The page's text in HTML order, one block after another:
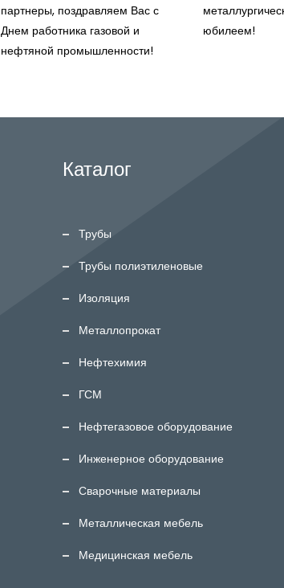
партнеры, поздравляем Вас с
Днем работника газовой и
нефтяной промышленности!
юбилеем!
Каталог
Трубы
Трубы полиэтиленовые
Изоляция
Металлопрокат
Нефтехимия
ГСМ
Нефтегазовое оборудование
Инженерное оборудование
Сварочные материалы
Металлическая мебель
Медицинская мебель